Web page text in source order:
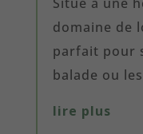
domaine de
parfait pour
balade ou
lire plus